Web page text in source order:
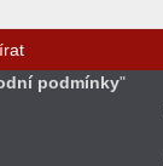
podmínky"